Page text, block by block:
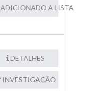
ADICIONADO A LISTA
DETALHES
INVESTIGAÇÃO